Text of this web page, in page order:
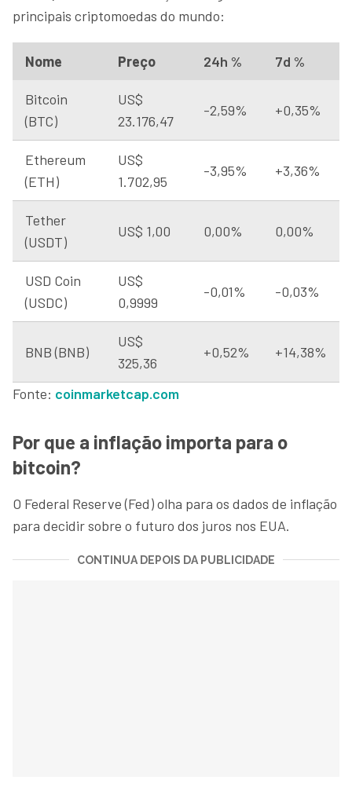
principais criptomoedas do mundo:
Nome Preço 24h % 7d %
Bitcoin
(BTC)
US$
23.176,47
-2,59% +0,35%
Ethereum
(ETH)
US$
1.702,95
-3,95% +3,36%
Tether
(USDT)
US$ 1,00 0,00% 0,00%
USD Coin
(USDC)
US$
0,9999
-0,01% -0,03%
BNB (BNB)
US$
325,36
+0,52% +14,38%
Fonte: coinmarketcap.com
Por que a inflação importa para o
bitcoin?
O Federal Reserve (Fed) olha para os dados de inflação
para decidir sobre o futuro dos juros nos EUA.
CONTINUA DEPOIS DA PUBLICIDADE